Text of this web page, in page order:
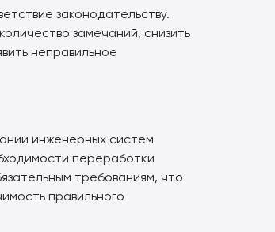
законодательству.
замечаний, снизить
неправильное
инженерных систем
переработки
требованиям, что
правильного